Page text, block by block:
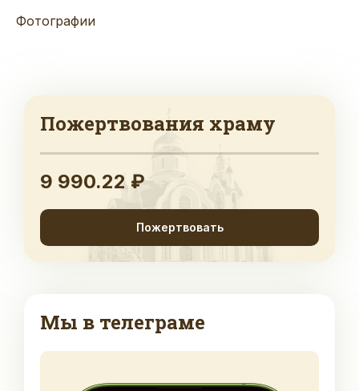
Фотографии
Пожертвования храму
9 990.22 ₽
Пожертвовать
Мы в телеграме